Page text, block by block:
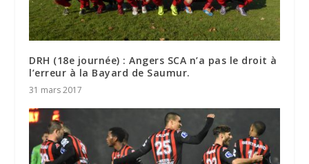
DRH (18e journée) : Angers SCA n’a pas le droit à
l’erreur à la Bayard de Saumur.
31 mars 2017